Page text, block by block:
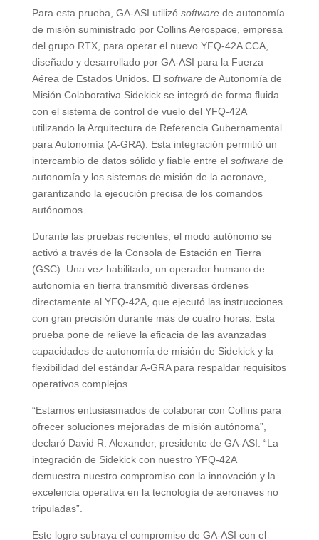
Para esta prueba, GA-ASI utilizósoftware de autonomía
de misión suministrado por Collins Aerospace, empresa
del grupo RTX, para operar el nuevo YFQ-42A CCA,
diseñado y desarrollado por GA-ASI para la Fuerza
Aérea de Estados Unidos. El software de Autonomía de
Misión Colaborativa Sidekick se integró de forma fluida
con el sistema de control de vuelo del YFQ-42A
utilizando la Arquitectura de Referencia Gubernamental
para Autonomía (A-GRA). Esta integración permitió un
intercambio de datos sólido y fiable entre el softwarede
autonomía y los sistemas de misión de la aeronave,
garantizando la ejecución precisa de los comandos
autónomos.
Durante las pruebas recientes, el modo autónomo se
activó a través de la Consola de Estación en Tierra
(GSC). Una vez habilitado, un operador humano de
autonomía en tierra transmitió diversas órdenes
directamente al YFQ-42A, que ejecutó las instrucciones
con gran precisión durante más de cuatro horas. Esta
prueba pone de relieve la eficacia de las avanzadas
capacidades de autonomía de misión de Sidekick y la
flexibilidad del estándar A-GRA para respaldar requisitos
operativos complejos.
“Estamos entusiasmados de colaborar con Collins para
ofrecer soluciones mejoradas de misión autónoma”,
declaró David R. Alexander, presidente de GA-ASI. “La
integración de Sidekick con nuestro YFQ-42A
demuestra nuestro compromiso con la innovación y la
excelencia operativa en la tecnología de aeronaves no
tripuladas”.
Este logro subraya el compromiso de GA-ASI con el